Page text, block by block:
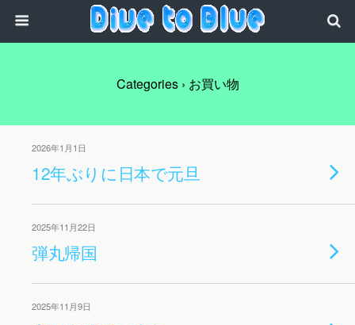
Categories › お買い物
2026年1月1日
12年ぶりに日本で元旦
2025年11月22日
弾丸帰国
2025年11月9日